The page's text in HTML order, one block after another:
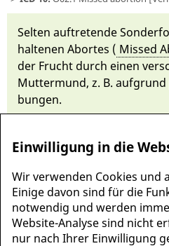
Selten auf­treten­de
haltenen Abortes ( Miss­ed
der Frucht durch einen
Muttermund, z. B.
bun­gen.
Einwilligung in die
Wir verwenden Cookies und
Einige davon sind für die
notwendig und werden
Website-Analyse sind nicht
nur nach Ihrer Einwilligung